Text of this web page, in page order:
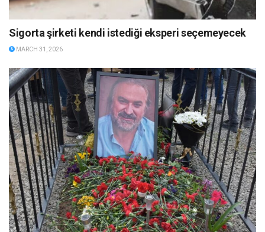
Sigorta şirketi kendi istediği eksperi seçemeyecek
MARCH 31, 2026